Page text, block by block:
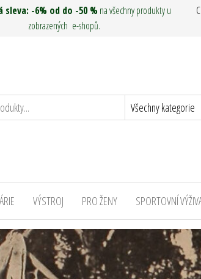
sleva: -6% od do -50 % na všechny produkty u
zobrazených e-shopů.
VÝSTROJ PRO ŽENY SPORTOVNÍ